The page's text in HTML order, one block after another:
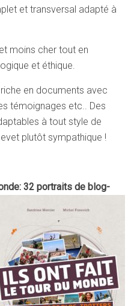
et transversal adapté à
moins cher tout en
et éthique.
en documents avec
témoignages etc.. Des
à tout style de
plutôt sympathique !
32 portraits de blog-